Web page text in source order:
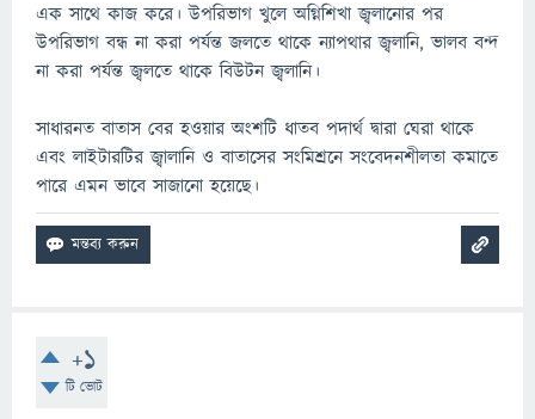
এক সাথে কাজ করে। উপরিভাগ খুলে অগ্নিশিখা জ্বলানোর পর
উপরিভাগ বন্ধ না করা পর্যন্ত জলতে থাকে ন্যাপথার জ্বলানি, ভালব বন্দ
না করা পর্যন্ত জ্বলতে থাকে বিউটন জ্বলানি।
সাধারনত বাতাস বের হওয়ার অংশটি ধাতব পদার্থ দ্বারা ঘেরা থাকে
এবং লাইটারটির জ্বালানি ও বাতাসের সংমিশ্রনে সংবেদনশীলতা কমাতে
পারে এমন ভাবে সাজানো হয়েছে।
+1
টি ভোট